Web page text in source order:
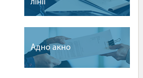
лiнii
Адно акно